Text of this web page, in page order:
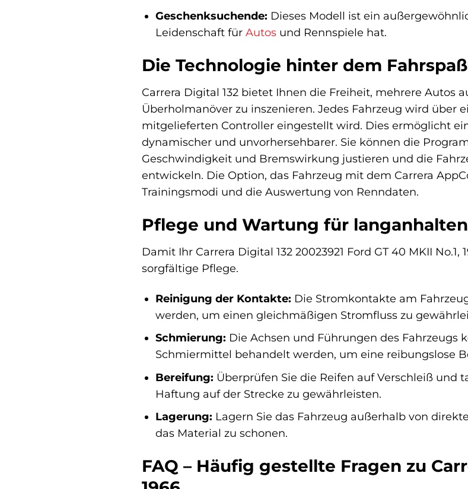
Geschenksuchende: Dieses Modell ist ein
Leidenschaft für Autosund Rennspiele hat.
Die Technologie hinter dem
Carrera Digital 132 bietet Ihnen die Freiheit, mehrere Autos
Überholmanöver zu inszenieren. Jedes Fahrzeug wird über
mitgelieferten Controller eingestellt wird. Dies ermöglicht
dynamischer und unvorhersehbarer. Sie können die
Geschwindigkeit und Bremswirkung justieren und die
entwickeln. Die Option, das Fahrzeug mit dem Carrera
Trainingsmodi und die Auswertung von Renndaten.
Pflege und Wartung für
Damit Ihr Carrera Digital 132 20023921 Ford GT 40 MKII
sorgfältige Pflege.
Reinigung der Kontakte: Die Stromkontakte am
werden, um einen gleichmäßigen Stromfluss zu
Schmierung: Die Achsen und Führungen des
Schmiermittel behandelt werden, um eine reibungslose
Bereifung: Überprüfen Sie die Reifen auf Verschleiß und
Haftung auf der Strecke zu gewährleisten.
Lagerung: Lagern Sie das Fahrzeug außerhalb von
das Material zu schonen.
FAQ – Häufig gestellte Fragen zu